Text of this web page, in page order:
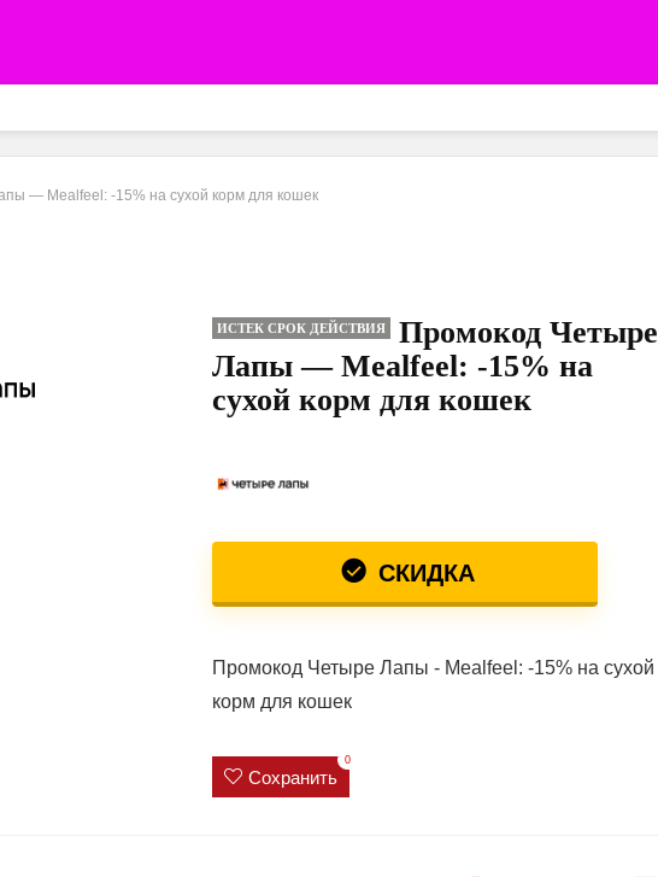
— Mealfeel: -15% на сухой корм для кошек
ИСТЕК СРОК ДЕЙСТВИЯ
Промокод Четыре
Лапы — Mealfeel: -15% на
сухой корм для кошек
СКИДКА
Промокод Четыре Лапы - Mealfeel: -15% на сухой
корм для кошек
Сохранить
0